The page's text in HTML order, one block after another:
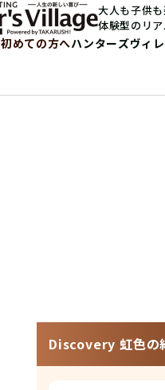
大人も子供
体験型のリ
初めての方へハンターズヴィ
Discovery 虹色の